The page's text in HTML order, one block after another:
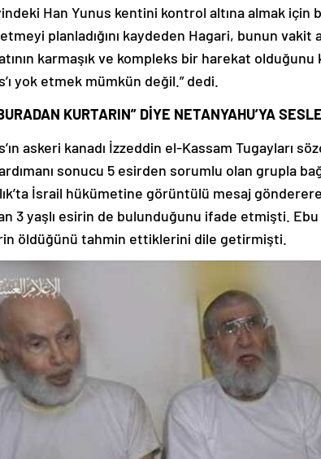
Han Yunus kentini kontrol altına almak için
planladığını kaydeden Hagari, bunun vakit
karmaşık ve kompleks bir harekat
yok etmek mümkün değil.” dedi.
KURTARIN” DİYE NETANYAHU’YA
askeri kanadı İzzeddin el-Kassam Tugayları
sonucu 5 esirden sorumlu olan grupla
İsrail hükümetine görüntülü mesaj
3 yaşlı esirin de bulunduğunu ifade etmişti.
öldüğünü tahmin ettiklerini dile getirmişti.